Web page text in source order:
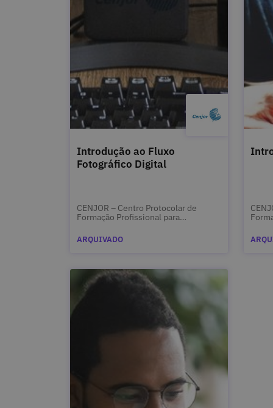
Introdução ao Fluxo
Fotográfico Digital
CENJOR – Centro Protocolar de
Formação Profissional para
ARQUIVADO